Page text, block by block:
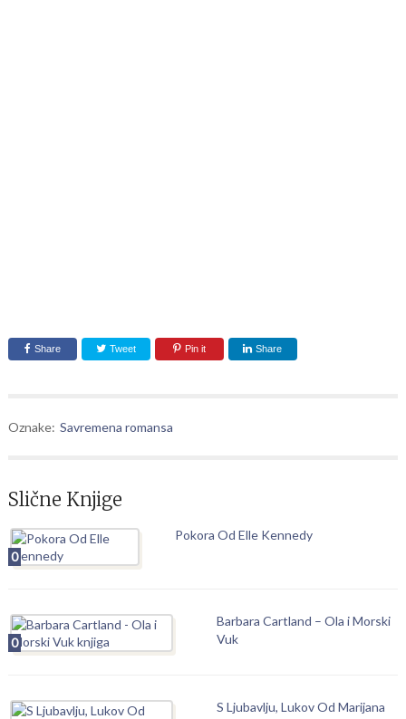
Share Tweet Pin it Share
Oznake: Savremena romansa
Slične Knjige
0
Pokora Od Elle Kennedy
0
Barbara Cartland – Ola i Morski
Vuk
S Ljubavlju, Lukov Od Marijana